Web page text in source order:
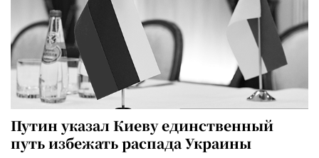
Путин указал Киеву единственный
путь избежать распада Украины